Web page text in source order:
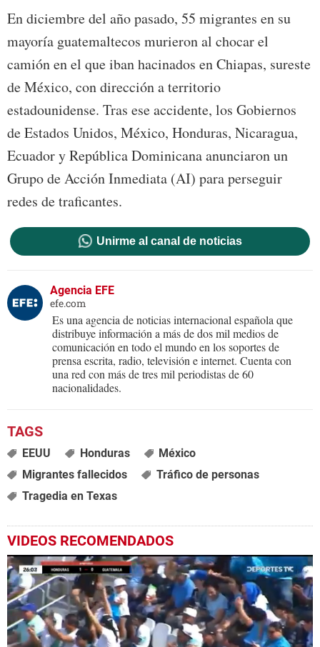
En diciembre del año pasado, 55 migrantes en su
mayoría guatemaltecos murieron al chocar el
camión en el que iban hacinados en Chiapas, sureste
de México, con dirección a territorio
estadounidense. Tras ese accidente, los Gobiernos
de Estados Unidos, México, Honduras, Nicaragua,
Ecuador y República Dominicana anunciaron un
Grupo de Acción Inmediata (AI) para perseguir
redes de traficantes.
Unirme al canal de noticias
Agencia EFE
efe.com
Es una agencia de noticias internacional española que
distribuye información a más de dos mil medios de
comunicación en todo el mundo en los soportes de
prensa escrita, radio, televisión e internet. Cuenta con
una red con más de tres mil periodistas de 60
nacionalidades.
EEUU Honduras
México
Migrantes fallecidos
Tráfico de personas
Tragedia en Texas
VIDEOS RECOMENDADOS